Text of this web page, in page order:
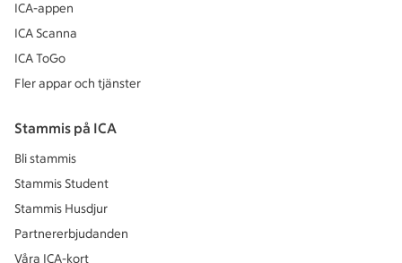
ICA-appen
ICA Scanna
ICA ToGo
Fler appar och tjänster
Stammis på ICA
Bli stammis
Stammis Student
Stammis Husdjur
Partnererbjudanden
Våra ICA-kort